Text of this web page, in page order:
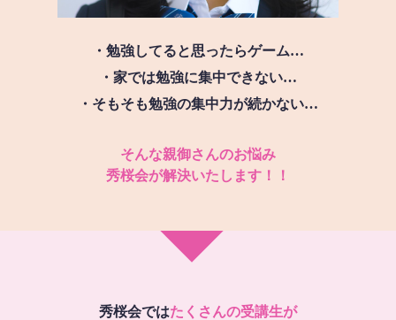
・勉強してると思ったらゲーム…
・家では勉強に集中できない…
・そもそも勉強の集中力が続かない…
そんな親御さんのお悩み
秀桜会が解決いたします！！
秀桜会ではたくさんの受講生が